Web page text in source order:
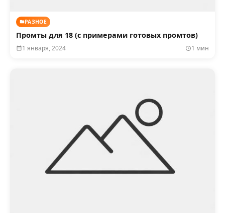
РАЗНОЕ
Промты для 18 (с примерами готовых промтов)
1 января, 2024 1 мин